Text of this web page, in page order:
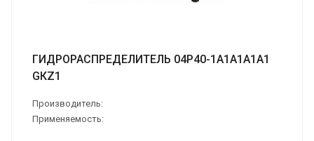
ГИДРОРАСПРЕДЕЛИТЕЛЬ 04Р40-1А1А1А1А1
GКZ1
Производитель:
Применяемость: